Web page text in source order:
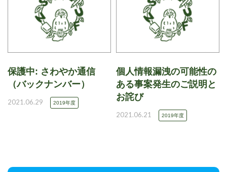
保護中: さわやか通信
（バックナンバー）
2021.06.29 2019年度
個人情報漏洩の可能性の
ある事案発生のご説明と
お詫び
2021.06.21 2019年度